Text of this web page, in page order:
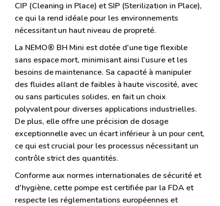
CIP (Cleaning in Place) et SIP (Sterilization in Place),
ce qui la rend idéale pour les environnements
nécessitant un haut niveau de propreté.
La NEMO® BH Mini est dotée d'une tige flexible
sans espace mort, minimisant ainsi l'usure et les
besoins de maintenance. Sa capacité à manipuler
des fluides allant de faibles à haute viscosité, avec
ou sans particules solides, en fait un choix
polyvalent pour diverses applications industrielles.
De plus, elle offre une précision de dosage
exceptionnelle avec un écart inférieur à un pour cent,
ce qui est crucial pour les processus nécessitant un
contrôle strict des quantités.
Conforme aux normes internationales de sécurité et
d'hygiène, cette pompe est certifiée par la FDA et
respecte les réglementations européennes et